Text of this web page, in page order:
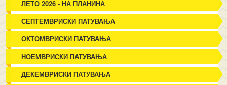
ЛЕТО 2026 - НА ПЛАНИНА
СЕПТЕМВРИСКИ ПАТУВАЊА
ОКТОМВРИСКИ ПАТУВАЊА
НОЕМВРИСКИ ПАТУВАЊА
ДЕКЕМВРИСКИ ПАТУВАЊА